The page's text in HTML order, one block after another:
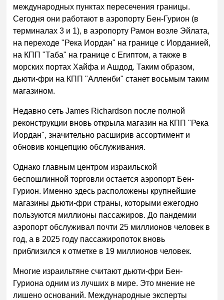
международных пунктах пересечения границы.
Сегодня они работают в аэропорту Бен-Гурион (в
терминалах 3 и 1), в аэропорту Рамон возле Эйлата,
на переходе "Река Иордан" на границе с Иорданией,
на КПП "Таба" на границе с Египтом, а также в
морских портах Хайфа и Ашдод. Таким образом,
дьюти-фри на КПП "Алленби" станет восьмым таким
магазином.
Недавно сеть James Richardson после полной
реконструкции вновь открыла магазин на КПП "Река
Иордан", значительно расширив ассортимент и
обновив концепцию обслуживания.
Однако главным центром израильской
беспошлинной торговли остается аэропорт Бен-
Гурион. Именно здесь расположены крупнейшие
магазины дьюти-фри страны, которыми ежегодно
пользуются миллионы пассажиров. До пандемии
аэропорт обслуживал почти 25 миллионов человек в
год, а в 2025 году пассажиропоток вновь
приблизился к отметке в 19 миллионов человек.
Многие израильтяне считают дьюти-фри Бен-
Гуриона одним из лучших в мире. Это мнение не
лишено оснований. Международные эксперты